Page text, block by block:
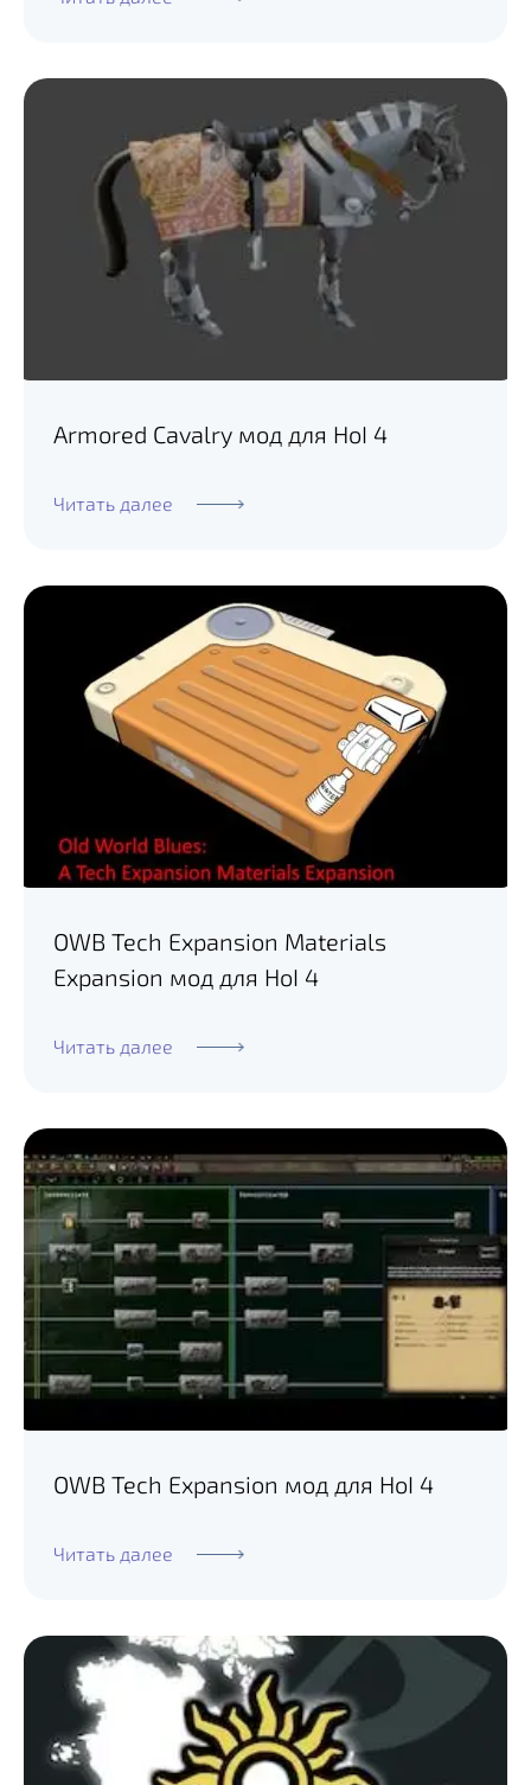
Armored Cavalry мод для HoI 4
Читать далее
OWB Tech Expansion Materials
Expansion мод для HoI 4
Читать далее
OWB Tech Expansion мод для HoI 4
Читать далее